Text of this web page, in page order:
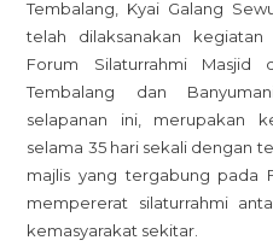
Tembalang, Kyai Galang
telah dilaksanakan kegiatan
Forum Silaturrahmi Masjid
Tembalang dan
selapanan ini, merupakan
selama 35 hari sekali dengan
majlis yang tergabung pada
mempererat silaturrahmi
kemasyarakat sekitar.